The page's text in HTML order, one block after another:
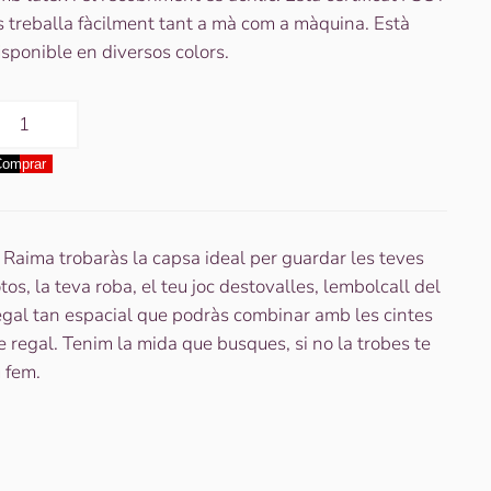
treballa fàcilment tant a mà com a màquina. Està
en diversos colors.
trobaràs la capsa ideal per guardar les teves
la teva roba, el teu joc destovalles, lembolcall del
tan espacial que podràs combinar amb les cintes
regal. Tenim la mida que busques, si no la trobes te
fem.